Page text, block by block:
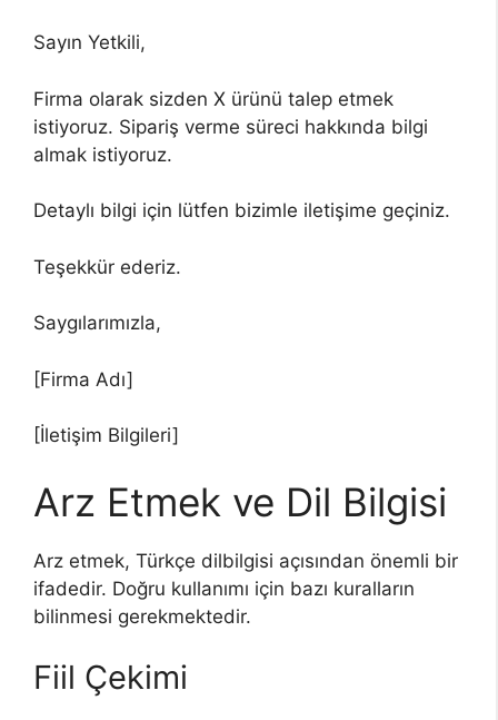
Sayın Yetkili,
Firma olarak sizden X ürünü talep etmek
istiyoruz. Sipariş verme süreci hakkında bilgi
almak istiyoruz.
Detaylı bilgi için lütfen bizimle iletişime geçiniz.
Teşekkür ederiz.
Saygılarımızla,
[Firma Adı]
[İletişim Bilgileri]
Arz Etmek ve Dil Bilgisi
Arz etmek, Türkçe dilbilgisi açısından önemli bir
ifadedir. Doğru kullanımı için bazı kuralların
bilinmesi gerekmektedir.
Fiil Çekimi